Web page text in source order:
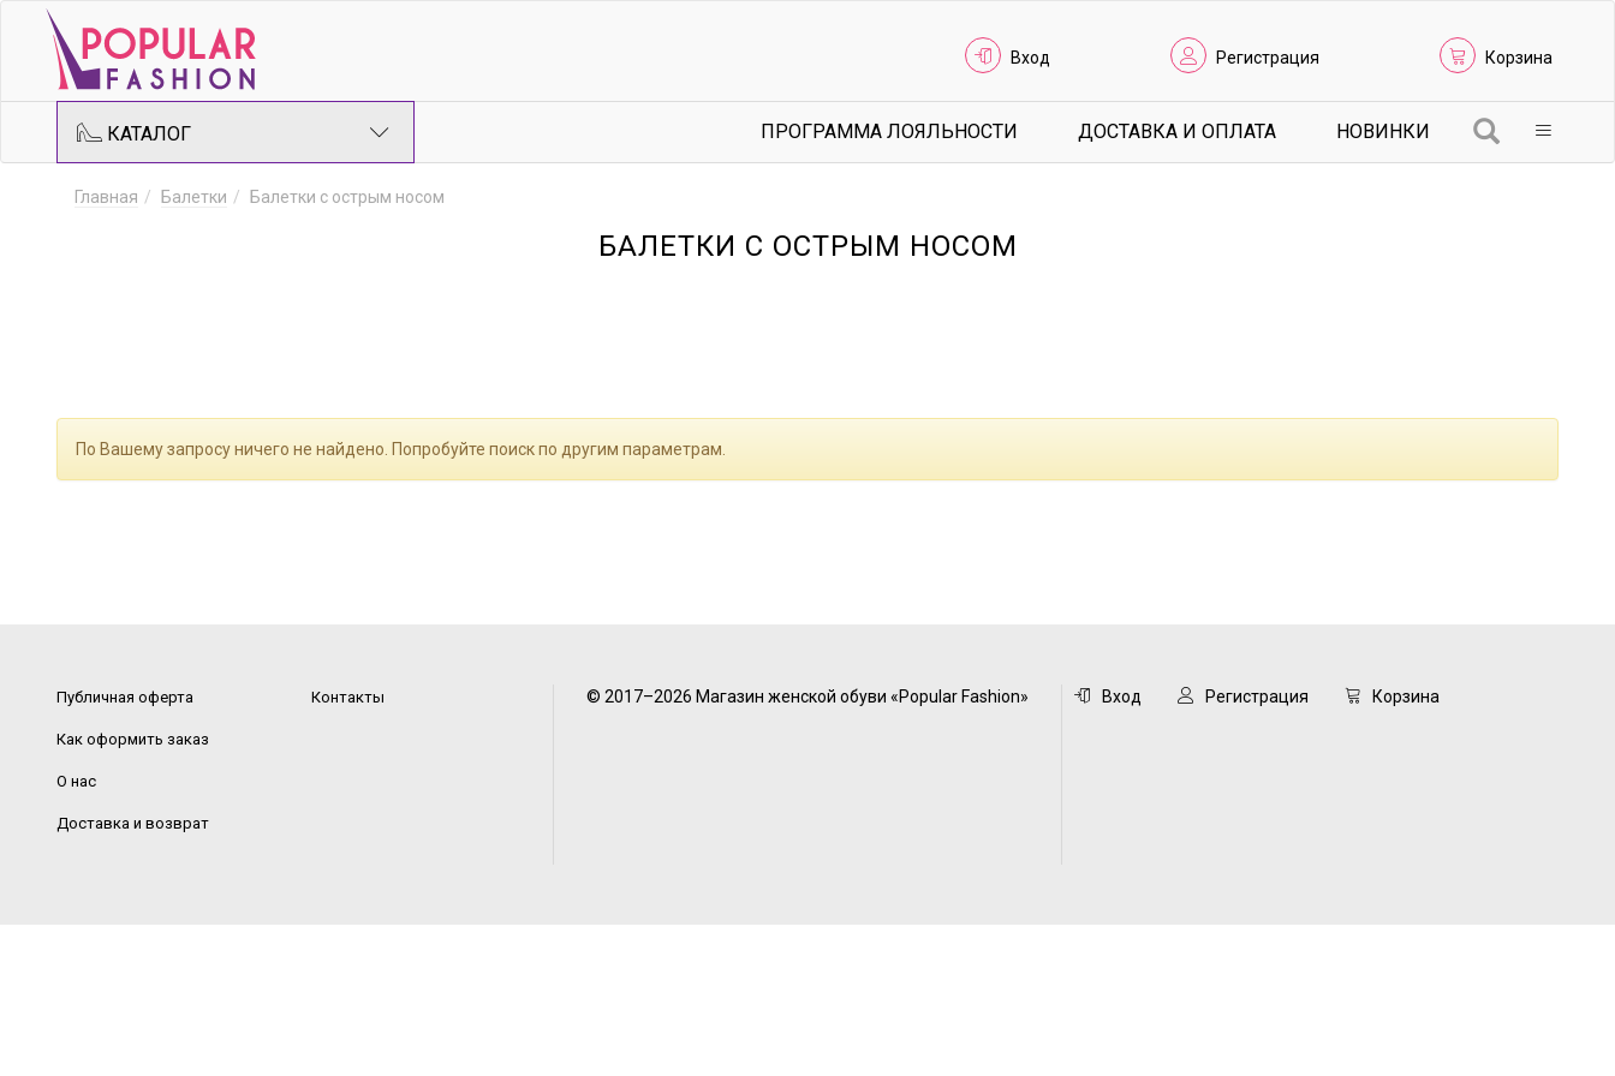
Вход Регистрация Корзина
КАТАЛОГ ПРОГРАММА ЛОЯЛЬНОСТИ ДОСТАВКА И ОПЛАТА НОВИНКИ
Главная Балетки Балетки с острым носом
БАЛЕТКИ С ОСТРЫМ НОСОМ
По Вашему запросу ничего не найдено. Попробуйте поиск по другим параметрам.
Публичная оферта
Как оформить заказ
О нас
Доставка и возврат
Контакты © 2017–2026 Магазин женской обуви «Popular Fashion» Вход Регистрация Корзина